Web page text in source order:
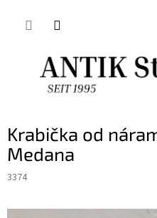
Krabička od
Medana
3374